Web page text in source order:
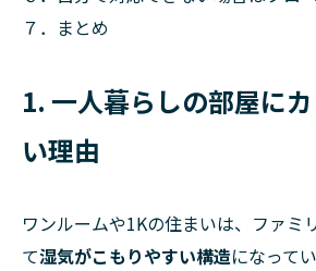
７．まとめ
1. 一人暮らしの部屋に
い理由
ワンルームや1Kの住まいは、ファミ
て湿気がこもりやすい構造になって